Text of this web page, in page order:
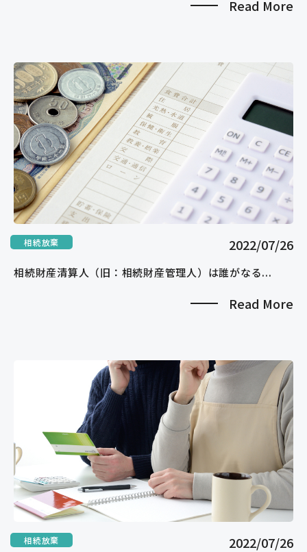
Read More
相続放棄 2022/07/26
相続財産清算人（旧：相続財産管理人）は誰がなる...
Read More
相続放棄 2022/07/26